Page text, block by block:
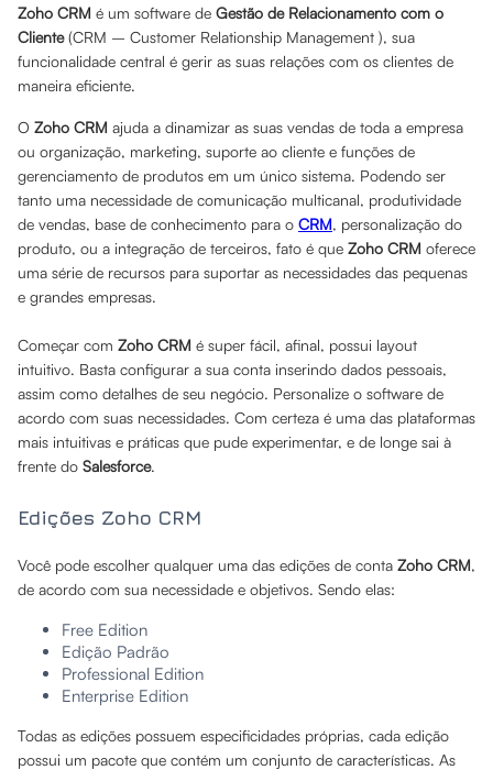
Zoho CRM é um software de Gestão de Relacionamento com o
Cliente(CRM – Customer Relationship Management ), sua
funcionalidade central é gerir as suas relações com os clientes de
maneira eficiente.
O Zoho CRM ajuda a dinamizar as suas vendas de toda a empresa
ou organização, marketing, suporte ao cliente e funções de
gerenciamento de produtos em um único sistema. Podendo ser
tanto uma necessidade de comunicação multicanal, produtividade
de vendas, base de conhecimento para o CRM, personalização do
produto, ou a integração de terceiros, fato é que Zoho CRM oferece
uma série de recursos para suportar as necessidades das pequenas
e grandes empresas.
Começar com Zoho CRM é super fácil, afinal, possui layout
intuitivo. Basta configurar a sua conta inserindo dados pessoais,
assim como detalhes de seu negócio. Personalize o software de
acordo com suas necessidades. Com certeza é uma das plataformas
mais intuitivas e práticas que pude experimentar, e de longe sai à
frente do Salesforce.
Edições Zoho CRM
Você pode escolher qualquer uma das edições de conta Zoho CRM,
de acordo com sua necessidade e objetivos. Sendo elas:
Free Edition
Edição Padrão
Professional Edition
Enterprise Edition
Todas as edições possuem especificidades próprias, cada edição
possui um pacote que contém um conjunto de características. As